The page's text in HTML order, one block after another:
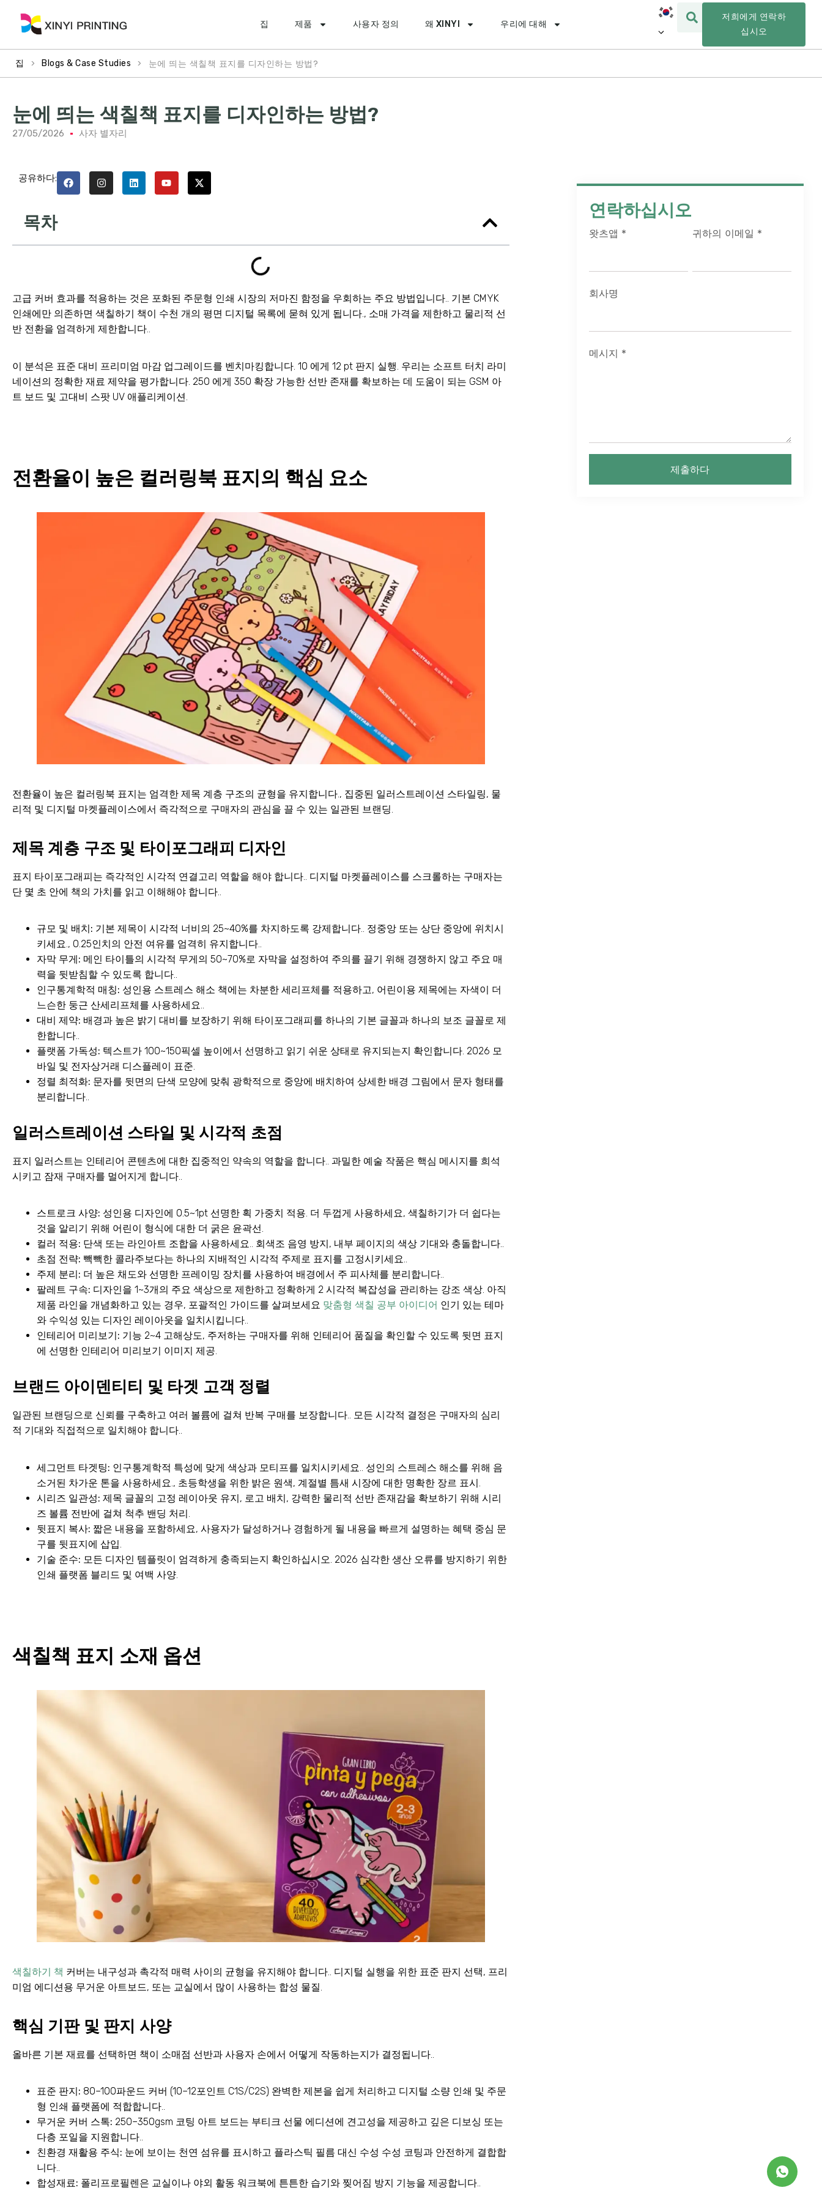
집 제품 사용자 정의 왜 XINYI 우리에 대해
저희에게 연락하
십시오
집 > Blogs & Case Studies > 눈에 띄는 색칠책 표지를 디자인하는 방법?
눈에 띄는 색칠책 표지를 디자인하는 방법?
27/05/2026 사자 별자리
공유하다:
목차
고급 커버 효과를 적용하는 것은 포화된 주문형 인쇄 시장의 저마진 함정을 우회하는 주요 방법입니다.. 기본 CMYK
인쇄에만 의존하면 색칠하기 책이 수천 개의 평면 디지털 목록에 묻혀 있게 됩니다., 소매 가격을 제한하고 물리적 선
반 전환을 엄격하게 제한합니다..
이 분석은 표준 대비 프리미엄 마감 업그레이드를 벤치마킹합니다. 10 에게 12 pt 판지 실행. 우리는 소프트 터치 라미
네이션의 정확한 재료 제약을 평가합니다. 250 에게 350 확장 가능한 선반 존재를 확보하는 데 도움이 되는 GSM 아
트 보드 및 고대비 스팟 UV 애플리케이션.
전환율이 높은 컬러링북 표지의 핵심 요소
전환율이 높은 컬러링북 표지는 엄격한 제목 계층 구조의 균형을 유지합니다., 집중된 일러스트레이션 스타일링, 물
리적 및 디지털 마켓플레이스에서 즉각적으로 구매자의 관심을 끌 수 있는 일관된 브랜딩.
제목 계층 구조 및 타이포그래피 디자인
표지 타이포그래피는 즉각적인 시각적 연결고리 역할을 해야 합니다.. 디지털 마켓플레이스를 스크롤하는 구매자는
단 몇 초 안에 책의 가치를 읽고 이해해야 합니다..
규모 및 배치: 기본 제목이 시각적 너비의 25~40%를 차지하도록 강제합니다.. 정중앙 또는 상단 중앙에 위치시
키세요., 0.25인치의 안전 여유를 엄격히 유지합니다..
자막 무게: 메인 타이틀의 시각적 무게의 50~70%로 자막을 설정하여 주의를 끌기 위해 경쟁하지 않고 주요 매
력을 뒷받침할 수 있도록 합니다..
인구통계학적 매칭: 성인용 스트레스 해소 책에는 차분한 세리프체를 적용하고, 어린이용 제목에는 자색이 더
느슨한 둥근 산세리프체를 사용하세요..
대비 제약: 배경과 높은 밝기 대비를 보장하기 위해 타이포그래피를 하나의 기본 글꼴과 하나의 보조 글꼴로 제
한합니다..
플랫폼 가독성: 텍스트가 100~150픽셀 높이에서 선명하고 읽기 쉬운 상태로 유지되는지 확인합니다. 2026 모
바일 및 전자상거래 디스플레이 표준.
정렬 최적화: 문자를 뒷면의 단색 모양에 맞춰 광학적으로 중앙에 배치하여 상세한 배경 그림에서 문자 형태를
분리합니다..
일러스트레이션 스타일 및 시각적 초점
표지 일러스트는 인테리어 콘텐츠에 대한 집중적인 약속의 역할을 합니다.. 과밀한 예술 작품은 핵심 메시지를 희석
시키고 잠재 구매자를 멀어지게 합니다..
스트로크 사양: 성인용 디자인에 0.5~1pt 선명한 획 가중치 적용. 더 두껍게 사용하세요, 색칠하기가 더 쉽다는
것을 알리기 위해 어린이 형식에 대한 더 굵은 윤곽선.
컬러 적용: 단색 또는 라인아트 조합을 사용하세요.. 회색조 음영 방지, 내부 페이지의 색상 기대와 충돌합니다..
초점 전략: 빽빽한 콜라주보다는 하나의 지배적인 시각적 주제로 표지를 고정시키세요..
주제 분리: 더 높은 채도와 선명한 프레이밍 장치를 사용하여 배경에서 주 피사체를 분리합니다..
팔레트 구속: 디자인을 1~3개의 주요 색상으로 제한하고 정확하게 2 시각적 복잡성을 관리하는 강조 색상. 아직
제품 라인을 개념화하고 있는 경우, 포괄적인 가이드를 살펴보세요 맞춤형 색칠 공부 아이디어 인기 있는 테마
와 수익성 있는 디자인 레이아웃을 일치시킵니다..
인테리어 미리보기: 기능 2~4 고해상도, 주저하는 구매자를 위해 인테리어 품질을 확인할 수 있도록 뒷면 표지
에 선명한 인테리어 미리보기 이미지 제공.
브랜드 아이덴티티 및 타겟 고객 정렬
일관된 브랜딩으로 신뢰를 구축하고 여러 볼륨에 걸쳐 반복 구매를 보장합니다.. 모든 시각적 결정은 구매자의 심리
적 기대와 직접적으로 일치해야 합니다..
세그먼트 타겟팅: 인구통계학적 특성에 맞게 색상과 모티프를 일치시키세요.. 성인의 스트레스 해소를 위해 음
소거된 차가운 톤을 사용하세요., 초등학생을 위한 밝은 원색, 계절별 틈새 시장에 대한 명확한 장르 표시.
시리즈 일관성: 제목 글꼴의 고정 레이아웃 유지, 로고 배치, 강력한 물리적 선반 존재감을 확보하기 위해 시리
즈 볼륨 전반에 걸쳐 척추 밴딩 처리.
뒷표지 복사: 짧은 내용을 포함하세요, 사용자가 달성하거나 경험하게 될 내용을 빠르게 설명하는 혜택 중심 문
구를 뒷표지에 삽입.
기술 준수: 모든 디자인 템플릿이 엄격하게 충족되는지 확인하십시오. 2026 심각한 생산 오류를 방지하기 위한
인쇄 플랫폼 블리드 및 여백 사양.
색칠책 표지 소재 옵션
색칠하기 책 커버는 내구성과 촉각적 매력 사이의 균형을 유지해야 합니다.. 디지털 실행을 위한 표준 판지 선택, 프리
미엄 에디션용 무거운 아트보드, 또는 교실에서 많이 사용하는 합성 물질.
핵심 기판 및 판지 사양
올바른 기본 재료를 선택하면 책이 소매점 선반과 사용자 손에서 어떻게 작동하는지가 결정됩니다..
표준 판지: 80–100파운드 커버 (10–12포인트 C1S/C2S) 완벽한 제본을 쉽게 처리하고 디지털 소량 인쇄 및 주문
형 인쇄 플랫폼에 적합합니다..
무거운 커버 스톡: 250–350gsm 코팅 아트 보드는 부티크 선물 에디션에 견고성을 제공하고 깊은 디보싱 또는
다층 포일을 지원합니다..
친환경 재활용 주식: 눈에 보이는 천연 섬유를 표시하고 플라스틱 필름 대신 수성 수성 코팅과 안전하게 결합합
니다..
합성재료: 폴리프로필렌은 교실이나 야외 활동 워크북에 튼튼한 습기와 찢어짐 방지 기능을 제공합니다..
연락하십시오
왓츠앱 * 귀하의 이메일 *
회사명
메시지 *
제출하다